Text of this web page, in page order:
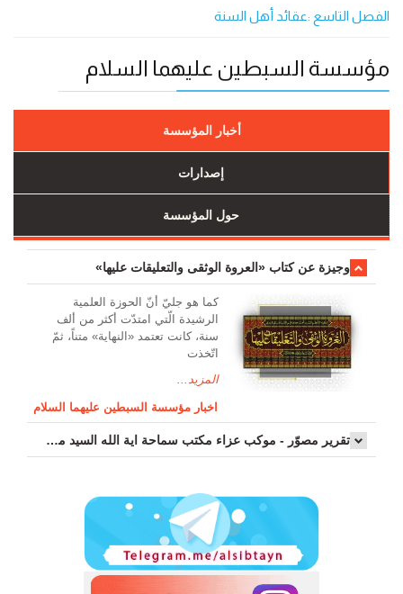
الفصل التاسع :عقائد أهل السنة
مؤسسة السبطين عليهما السلام
أخبار المؤسسة
إصدارات
حول المؤسسة
وجیزة عن کتاب «العروة الوثقی والتعلیقات علیها»
کما هو جليّ أنّ الحوزة العلمیة
الرشیدة الّتي امتدّت أكثر من ألف
سنة، كانت تعتمد «النهاية» متناً، ثمّ
اتّخذت
المزيد...
اخبار مؤسسة السبطين عليهما السلام
تقرير مصوّر - موكب عزاء مکتب سماحة اية الله السيد مرتضى الموسوي الاصفهاني في يوم إستشهاد السيدة فاطم...